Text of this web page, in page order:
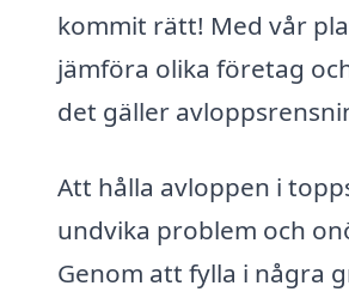
kommit rätt! Med vår
jämföra olika företag
det gäller
Att hålla avloppen i
undvika problem och
Genom att fylla i några